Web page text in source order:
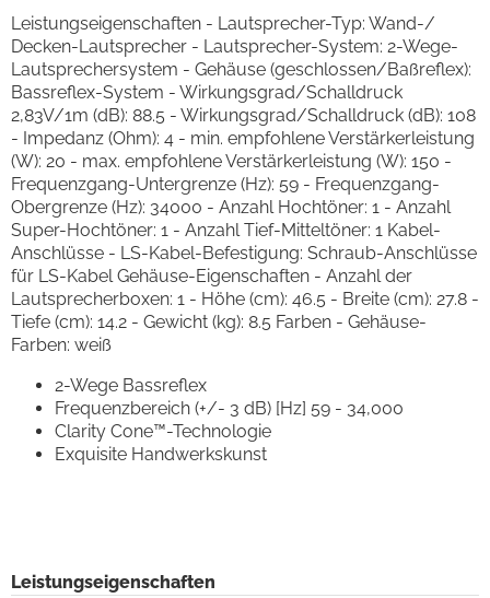
Leistungseigenschaften - Lautsprecher-Typ: Wand-/
Decken-Lautsprecher - Lautsprecher-System: 2-Wege-
Lautsprechersystem - Gehäuse (geschlossen/Baßreflex):
Bassreflex-System - Wirkungsgrad/Schalldruck
2,83V/1m (dB): 88.5 - Wirkungsgrad/Schalldruck (dB): 108
- Impedanz (Ohm): 4 - min. empfohlene Verstärkerleistung
(W): 20 - max. empfohlene Verstärkerleistung (W): 150 -
Frequenzgang-Untergrenze (Hz): 59 - Frequenzgang-
Obergrenze (Hz): 34000 - Anzahl Hochtöner: 1 - Anzahl
Super-Hochtöner: 1 - Anzahl Tief-Mitteltöner: 1 Kabel-
Anschlüsse - LS-Kabel-Befestigung: Schraub-Anschlüsse
für LS-Kabel Gehäuse-Eigenschaften - Anzahl der
Lautsprecherboxen: 1 - Höhe (cm): 46.5 - Breite (cm): 27.8 -
Tiefe (cm): 14.2 - Gewicht (kg): 8.5 Farben - Gehäuse-
Farben: weiß
2-Wege Bassreflex
Frequenzbereich (+/- 3 dB) [Hz] 59 - 34,000
Clarity Cone™-Technologie
Exquisite Handwerkskunst
Leistungseigenschaften